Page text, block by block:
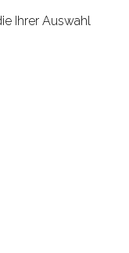
Ihrer Auswahl